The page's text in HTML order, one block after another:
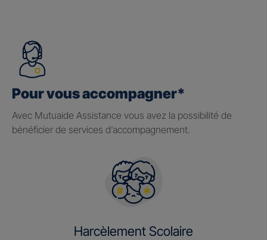
Pour vous accompagner*
Avec Mutuaide Assistance vous avez la possibilité de
bénéficier de services d’accompagnement.
Harcèlement Scolaire